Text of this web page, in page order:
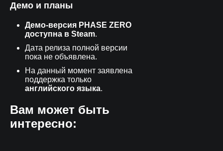
Демо и планы
Демо-версия PHASE ZERO
доступна в Steam.
Дата релиза полной версии
пока не объявлена.
На данный момент заявлена
поддержка только
английского языка.
Вам может быть
интересно: